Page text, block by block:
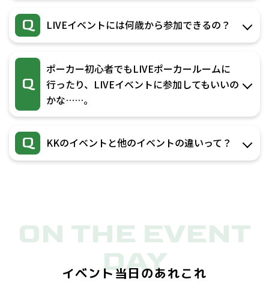
Q LIVEイベントには何歳から参加できるの？
Q
ポーカー初心者でもLIVEポーカールームに
行ったり、LIVEイベントに参加してもいいの
かな……。
Q KKのイベントと他のイベントの違いって？
ON THE EVENT
DAY
イベント当日のあれこれ